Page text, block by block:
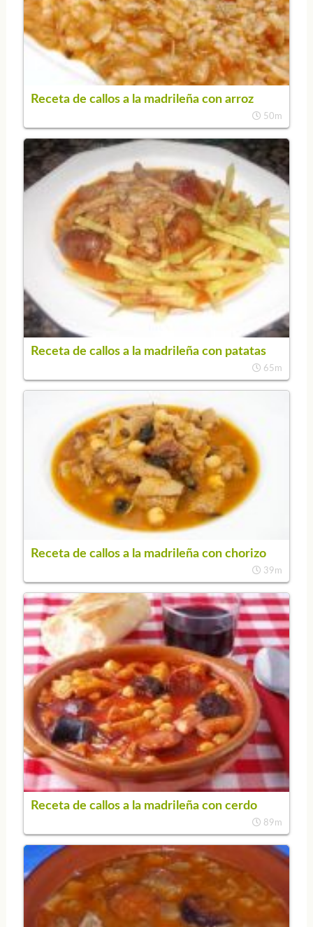
Receta de callos a la madrileña con arroz
50m
Receta de callos a la madrileña con patatas
65m
Receta de callos a la madrileña con chorizo
39m
Receta de callos a la madrileña con cerdo
89m